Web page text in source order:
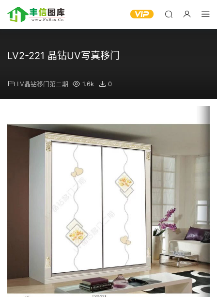
LV2-221 晶钻UV写真移门
LV晶钻移门第二期 1.6k 0